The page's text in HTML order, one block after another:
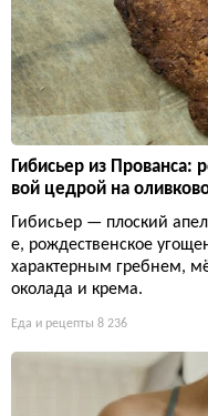
Гибисьер из Прованса:
вой цедрой на
Гибисьер — плоский
е, рождественское
характерным гребнем,
околада и крема.
Еда и рецепты 8 236